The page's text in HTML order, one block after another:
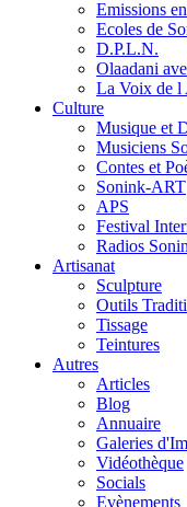
Emissions
Ecoles de
D.P.L.N.
Olaadani
La Voix de l
Culture
Musique et
Musiciens
Contes et
Sonink-ART
APS
Festival
Radios
Artisanat
Sculpture
Outils
Tissage
Teintures
Autres
Articles
Blog
Annuaire
Galeries
Vidéothèque
Socials
Evènements